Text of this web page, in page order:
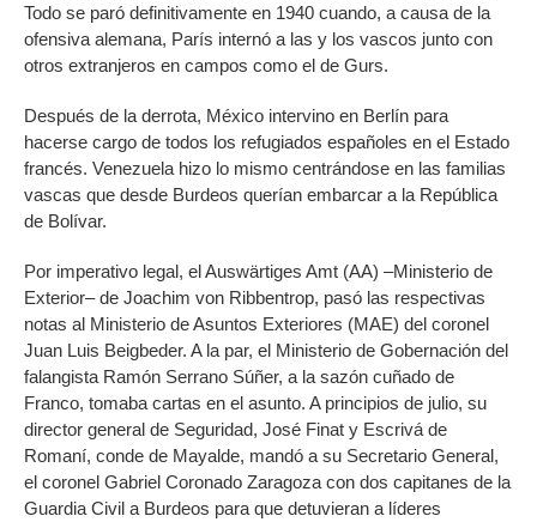
Todo se paró definitivamente en 1940 cuando, a causa de la
ofensiva alemana, París internó a las y los vascos junto con
otros extranjeros en campos como el de Gurs.
Después de la derrota, México intervino en Berlín para
hacerse cargo de todos los refugiados españoles en el Estado
francés. Venezuela hizo lo mismo centrándose en las familias
vascas que desde Burdeos querían embarcar a la República
de Bolívar.
Por imperativo legal, el Auswärtiges Amt (AA) –Ministerio de
Exterior– de Joachim von Ribbentrop, pasó las respectivas
notas al Ministerio de Asuntos Exteriores (MAE) del coronel
Juan Luis Beigbeder. A la par, el Ministerio de Gobernación del
falangista Ramón Serrano Súñer, a la sazón cuñado de
Franco, tomaba cartas en el asunto. A principios de julio, su
director general de Seguridad, José Finat y Escrivá de
Romaní, conde de Mayalde, mandó a su Secretario General,
el coronel Gabriel Coronado Zaragoza con dos capitanes de la
Guardia Civil a Burdeos para que detuvieran a líderes